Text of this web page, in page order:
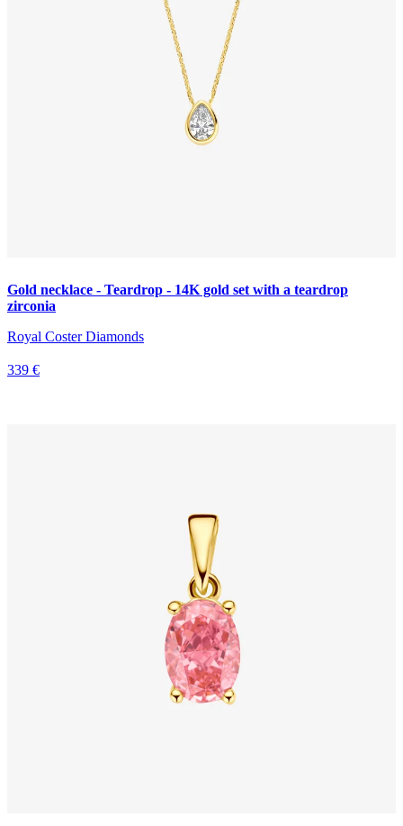
Gold necklace - Teardrop - 14K gold set with a teardrop
zirconia
Royal Coster Diamonds
339 €